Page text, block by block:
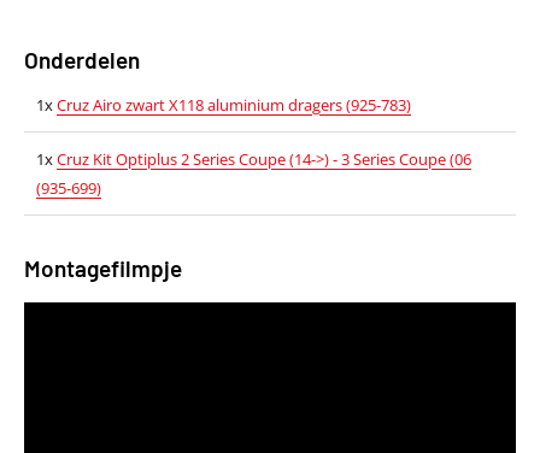
Onderdelen
1xCruz Airo zwart X118 aluminium dragers (925-783)
1xCruz Kit Optiplus 2 Series Coupe (14->) - 3 Series Coupe (06
(935-699)
Montagefilmpje